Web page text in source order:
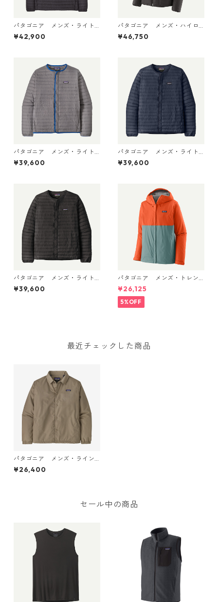
パタゴニア メンズ・ライト
ウェイト・ダウン・セータ
ー・プルオーバー Black 319
¥42,900
パタゴニア メンズ・ハイロ
フト・ナノ・パフ・フーデ
¥46,750
パタゴニア メンズ・ライト
ウェイト・ダウン・セータ
ー・カーディガン Noble Gr
¥39,600
パタゴニア メンズ・ライト
ウェイト・ダウン・セータ
ー・カーディガン New Navy
¥39,600
パタゴニア メンズ・ライト
ウェイト・ダウン・セータ
ー・カーディガン Black 319
¥39,600
パタゴニア メンズ・トレン
トシェル 3L・レイン・ジャケ
ット (カラー Blue Sage) Pat
agonia Men's Torrentshell 3
L Rain Jacket 日本正規品 製
¥26,125
5%OFF
最近チェックした商品
パタゴニア メンズ・ライン
ド・イスマス・コーチズ・ジ
ャケット (カラー Seabird Gr
¥26,400
セール中の商品